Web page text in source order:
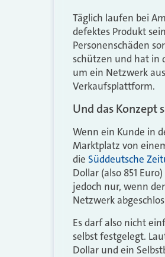
Täglich laufen bei
defektes Produkt
Personenschäden
schützen und hat in
um ein Netzwerk
Verkaufsplattform.
Und das Konzept
Wenn ein Kunde in
Marktplatz von
die Süddeutsche
Dollar (also 851
jedoch nur, wenn
Netzwerk
Es darf also nicht
selbst festgelegt.
Dollar und ein